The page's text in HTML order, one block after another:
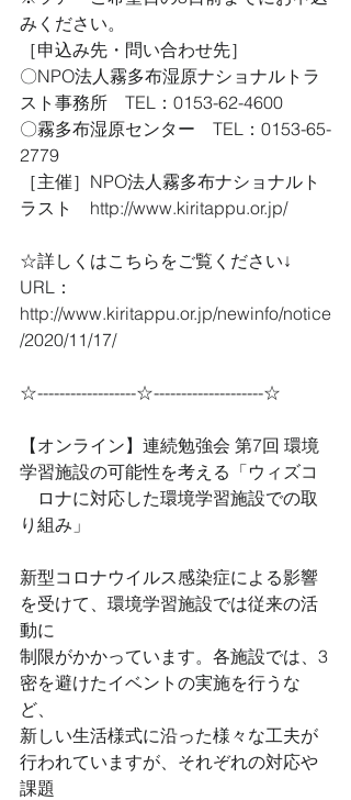
みください。
［申込み先・問い合わせ先］
〇NPO法人霧多布湿原ナショナルトラ
スト事務所　TEL：0153-62-4600
〇霧多布湿原センター　TEL：0153-65-
2779
［主催］NPO法人霧多布ナショナルト
ラスト　http://www.kiritappu.or.jp/
☆詳しくはこちらをご覧ください↓
URL：
http://www.kiritappu.or.jp/newinfo/notice
/2020/11/17/
☆------------------☆--------------------☆
【オンライン】連続勉強会 第7回 環境
学習施設の可能性を考える「ウィズコ
ロナに対応した環境学習施設での取
り組み」
新型コロナウイルス感染症による影響
を受けて、環境学習施設では従来の活
動に
制限がかかっています。各施設では、3
密を避けたイベントの実施を行うな
ど、
新しい生活様式に沿った様々な工夫が
行われていますが、それぞれの対応や
課題